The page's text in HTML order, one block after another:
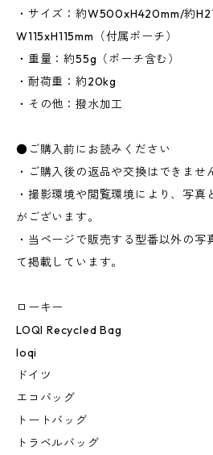
・サイズ：約W500xH420mm/約
W115xH115mm（付属ポーチ）
・重量：約55g（ポーチ含む）
・耐荷重：約20kg
・その他：撥水加工
●ご購入前にお読みください
・ご購入後の返品や交換はできませ
・撮影環境や閲覧環境により、写
がございます。
・当ページで販売する型番以外の写
て掲載しています。
ローキー
LOQI Recycled Bag
loqi
ドイツ
エコバッグ
トートバッグ
トラベルバッグ